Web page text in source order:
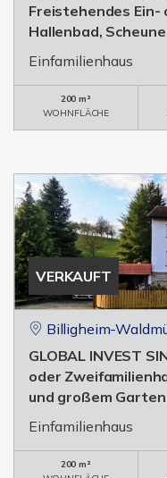
Freistehendes Ein-
Hallenbad,
Einfamilienhaus
200 m²
WOHNFLÄCHE
VERKAUFT
Billigheim-
GLOBAL INVEST
oder
und großem Garten
Einfamilienhaus
200 m²